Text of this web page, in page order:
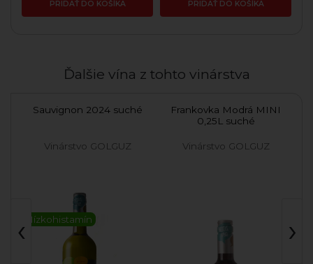
PRIDAŤ DO KOŠÍKA PRIDAŤ DO KOŠÍKA
Ďalšie vína z tohto vinárstva
Sauvignon 2024 suché
Vinárstvo GOLGUZ
Nízkohistamín
Frankovka Modrá MINI
0,25L suché
Vinárstvo GOLGUZ
‹ ›